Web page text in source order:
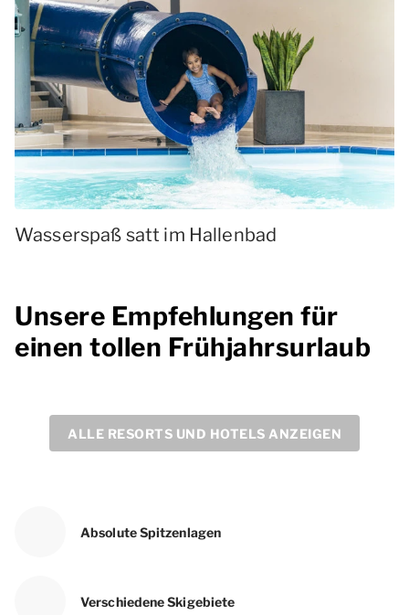
Wasserspaß satt im Hallenbad
Unsere Empfehlungen für
einen tollen Frühjahrsurlaub
ALLE RESORTS UND HOTELS ANZEIGEN
Absolute Spitzenlagen
Verschiedene Skigebiete